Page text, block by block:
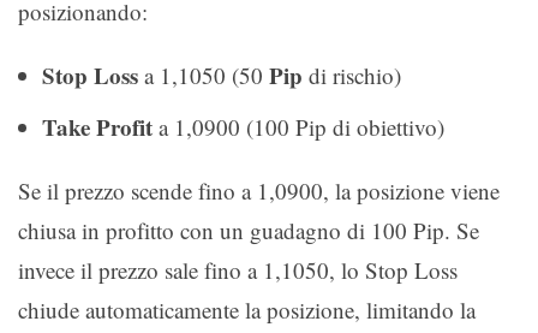
posizionando:
Stop Loss a 1,1050 (50 Pip di rischio)
Take Profit a 1,0900 (100 Pip di obiettivo)
Se il prezzo scende fino a 1,0900, la posizione viene
chiusa in profitto con un guadagno di 100 Pip. Se
invece il prezzo sale fino a 1,1050, lo Stop Loss
chiude automaticamente la posizione, limitando la